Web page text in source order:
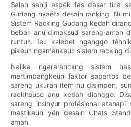
Salah sahiji aspék fas dasar tina
Gudang nyaéta desain racking.
Sistem Racking Gudang kedah
beban anu dimaksud sareng aman
runtuh. Ieu kalebet nganggo
pikeun ngamankeun sistem racking
Nalika ngararancang sistem
mertimbangkeun faktor sapertos
sareng ukuran item nu disimpen,
rackhouse anu kedah dianggo.
sareng insinyur profésional atanapi
mastikeun yén desain Chats
aman.